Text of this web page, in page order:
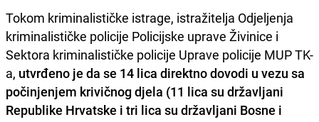
Tokom kriminalističke istrage, istražitelja Odjeljenja
kriminalističke policije Policijske uprave Živinice i
Sektora kriminalističke policije Uprave policije MUP TK-
a, utvrđeno je da se 14 lica direktno dovodi u vezu sa
počinjenjem krivičnog djela (11 lica su državljani
Republike Hrvatske i tri lica su državljani Bosne i